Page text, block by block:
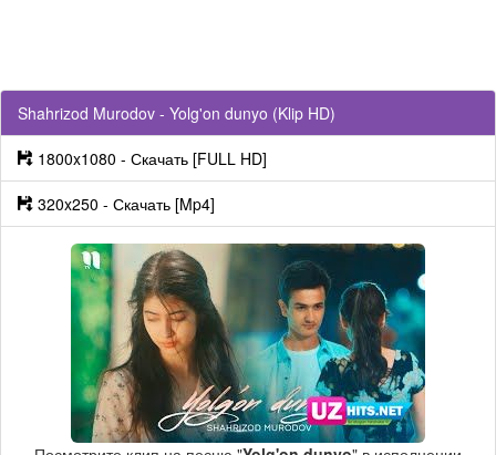
Shahrizod Murodov - Yolg'on dunyo (Klip HD)
1800x1080 - Скачать [FULL HD]
320x250 - Скачать [Mp4]